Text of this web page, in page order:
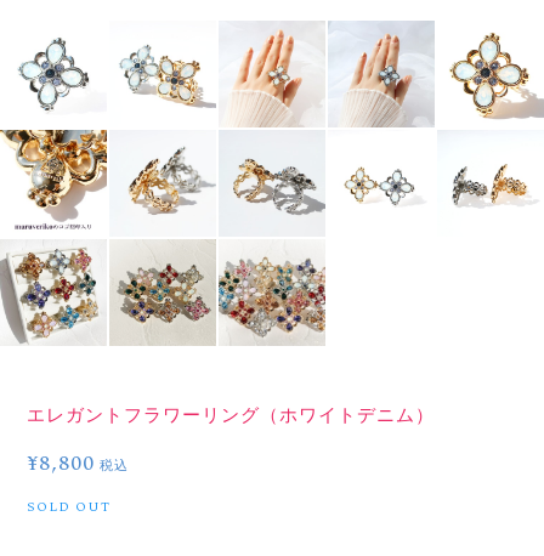
エレガントフラワーリング（ホワイトデニム）
¥8,800 税込
SOLD OUT